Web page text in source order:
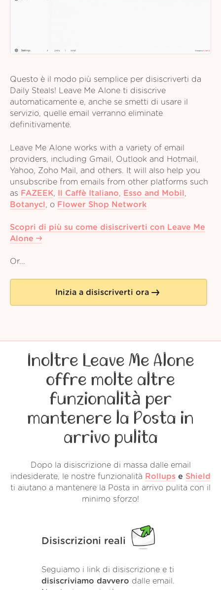
Questo è il modo più semplice per disiscriverti da
Daily Steals! Leave Me Alone ti disiscrive
automaticamente e, anche se smetti di usare il
servizio, quelle email verranno eliminate
definitivamente.
Leave Me Alone works with a variety of email
providers, including Gmail, Outlook and Hotmail,
Yahoo, Zoho Mail, and others. It will also help you
unsubscribe from emails from other platforms such
as FAZEEK, Il Caffè Italiano, Esso and Mobil,
Botanycl, o Flower Shop Network
Scopri di più su come disiscriverti con Leave Me
Alone
Or...
Inizia a disiscriverti ora
Inoltre Leave Me Alone
offre molte altre
funzionalità per
mantenere la Posta in
arrivo pulita
Dopo la disiscrizione di massa dalle email
indesiderate, le nostre funzionalità Rollups e Shield
ti aiutano a mantenere la Posta in arrivo pulita con il
minimo sforzo!
Disiscrizioni reali
Seguiamo i link di disiscrizione e ti
disiscriviamo davvero dalle email.